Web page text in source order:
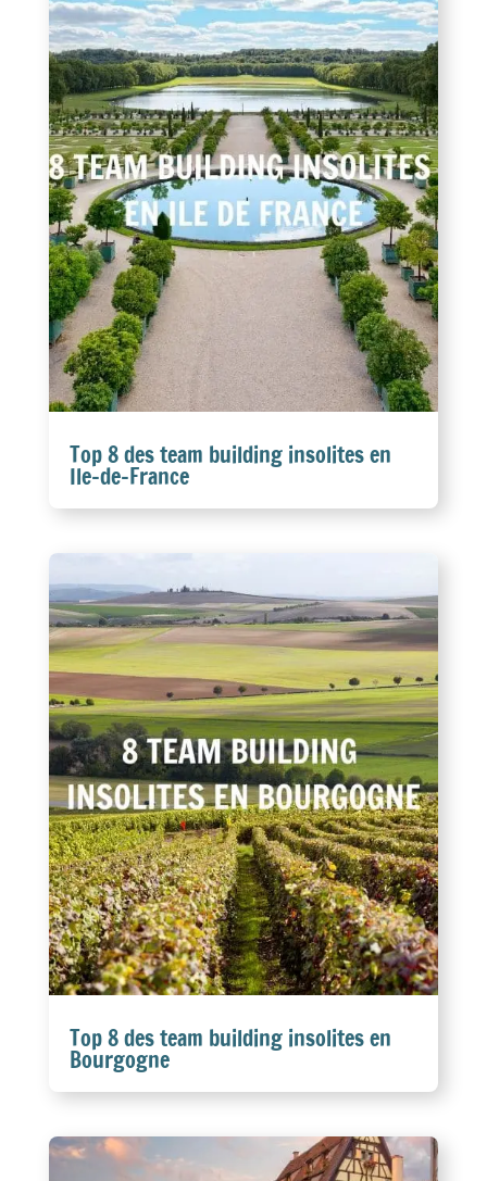
Top 8 des team building insolites en
Ile-de-France
Top 8 des team building insolites en
Bourgogne